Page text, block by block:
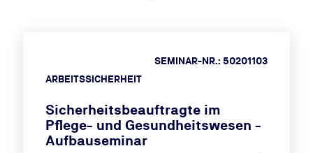
ARBEITSSICHERHEIT
SEMINAR-NR.: 50201103
Sicherheitsbeauftragte im
Pflege- und Gesundheitswesen -
Aufbauseminar